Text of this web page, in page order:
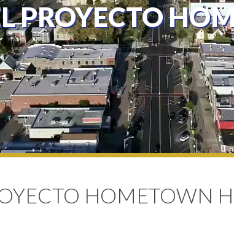
PROYECTO
HOMETOWN